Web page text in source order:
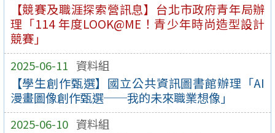
【競賽及職涯探索營訊息】台北市政府青年局辦
理「114 年度LOOK@ME！青少年時尚造型設計
競賽」
2025-06-11 資料組
【學生創作甄選】國立公共資訊圖書館辦理「AI
漫畫圖像創作甄選──我的未來職業想像」
2025-06-10 資料組